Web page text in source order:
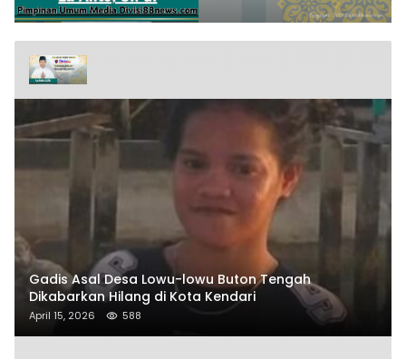
Gadis Asal Desa Lowu-lowu Buton Tengah
Dikabarkan Hilang di Kota Kendari
April 15, 2026 588